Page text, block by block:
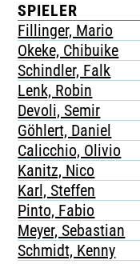
SPIELER
Fillinger, Mario
Okeke, Chibuike
Schindler, Falk
Lenk, Robin
Devoli, Semir
Göhlert, Daniel
Calicchio, Olivio
Kanitz, Nico
Karl, Steffen
Pinto, Fabio
Meyer, Sebastian
Schmidt, Kenny